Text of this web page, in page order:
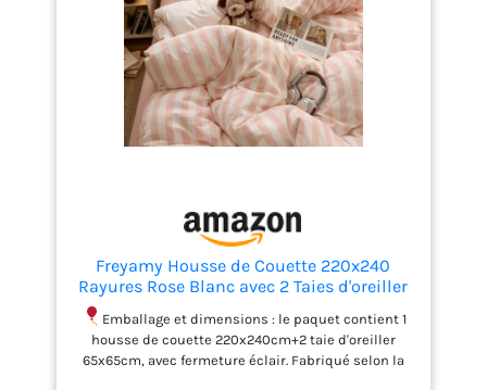
Freyamy Housse de Couette 220x240
Rayures Rose Blanc avec 2 Taies d'oreiller
65x65cm Parure de lit 2 Personnes Adulte
Ado Sets de Housse Couette en 100%
Microfibre avec Fermeture Éclair
Emballage et dimensions : le paquet contient 1
housse de couette 220x240cm+2 taie d'oreiller
65x65cm, avec fermeture éclair. Fabriqué selon la